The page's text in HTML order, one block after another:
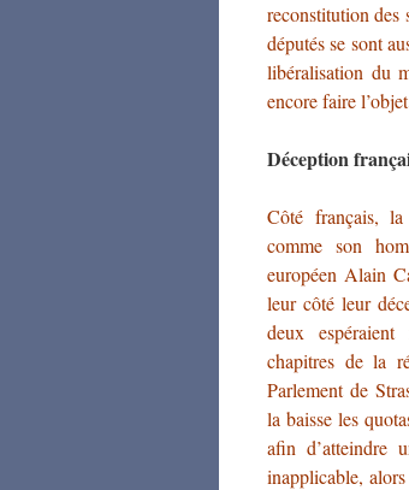
reconstitution
députés se sont
libéralisation du
encore faire
Déception
Côté français, la
comme son
européen Alain
leur côté leur
deux
chapitres de la
Parlement de
la baisse les
afin d’atteindre
inapplicable,